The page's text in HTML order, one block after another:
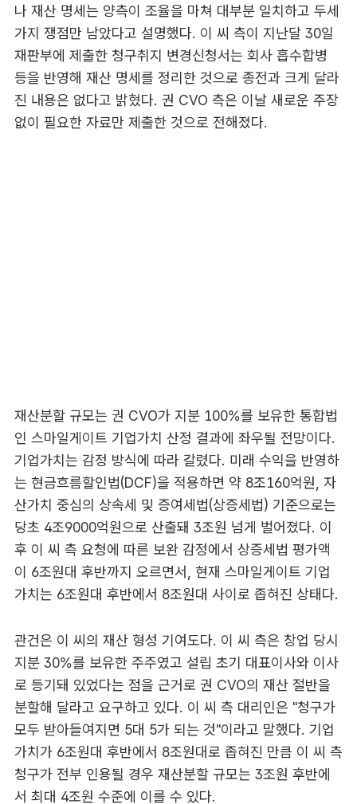
나 재산 명세는 양측이 조율을 마쳐 대부분 일치하고 두세
가지 쟁점만 남았다고 설명했다. 이 씨 측이 지난달 30일
재판부에 제출한 청구취지 변경신청서는 회사 흡수합병
등을 반영해 재산 명세를 정리한 것으로 종전과 크게 달라
진 내용은 없다고 밝혔다. 권 CVO 측은 이날 새로운 주장
없이 필요한 자료만 제출한 것으로 전해졌다.
재산분할 규모는 권 CVO가 지분 100%를 보유한 통합법
인 스마일게이트 기업가치 산정 결과에 좌우될 전망이다.
기업가치는 감정 방식에 따라 갈렸다. 미래 수익을 반영하
는 현금흐름할인법(DCF)을 적용하면 약 8조160억원, 자
산가치 중심의 상속세 및 증여세법(상증세법) 기준으로는
당초 4조9000억원으로 산출돼 3조원 넘게 벌어졌다. 이
후 이 씨 측 요청에 따른 보완 감정에서 상증세법 평가액
이 6조원대 후반까지 오르면서, 현재 스마일게이트 기업
가치는 6조원대 후반에서 8조원대 사이로 좁혀진 상태다.
관건은 이 씨의 재산 형성 기여도다. 이 씨 측은 창업 당시
지분 30%를 보유한 주주였고 설립 초기 대표이사와 이사
로 등기돼 있었다는 점을 근거로 권 CVO의 재산 절반을
분할해 달라고 요구하고 있다. 이 씨 측 대리인은 "청구가
모두 받아들여지면 5대 5가 되는 것"이라고 말했다. 기업
가치가 6조원대 후반에서 8조원대로 좁혀진 만큼 이 씨 측
청구가 전부 인용될 경우 재산분할 규모는 3조원 후반에
서 최대 4조원 수준에 이를 수 있다.